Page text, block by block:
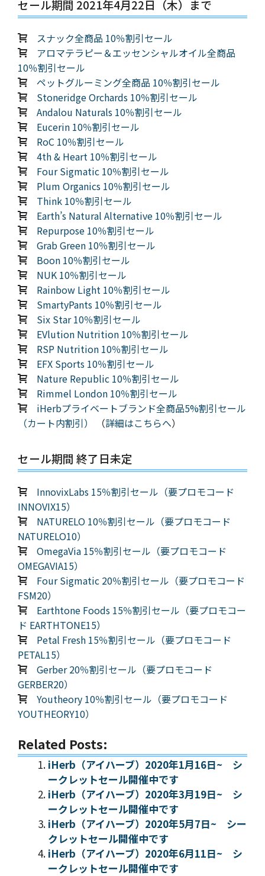
セール期間 2021年4月22日（木）まで
スナック全商品 10％割引セール
アロマテラピー＆エッセンシャルオイル全商品
10％割引セール
ペットグルーミング全商品 10％割引セール
Stoneridge Orchards 10％割引セール
Andalou Naturals 10％割引セール
Eucerin 10％割引セール
RoC 10％割引セール
4th & Heart 10％割引セール
Four Sigmatic 10％割引セール
Plum Organics 10％割引セール
Think 10％割引セール
Earth’s Natural Alternative 10％割引セール
Repurpose 10％割引セール
Grab Green 10％割引セール
Boon 10％割引セール
NUK 10％割引セール
Rainbow Light 10％割引セール
SmartyPants 10％割引セール
Six Star 10％割引セール
EVlution Nutrition 10％割引セール
RSP Nutrition 10％割引セール
EFX Sports 10％割引セール
Nature Republic 10％割引セール
Rimmel London 10％割引セール
iHerbプライベートブランド全商品5%割引セール
（カート内割引）
（詳細はこちらへ）
セール期間 終了日未定
InnovixLabs 15％割引セール（要プロモコード
INNOVIX15）
NATURELO 10％割引セール（要プロモコード
NATURELO10）
OmegaVia 15％割引セール（要プロモコード
OMEGAVIA15）
Four Sigmatic 20％割引セール（要プロモコード
FSM20）
Earthtone Foods 15％割引セール（要プロモコー
ド EARTHTONE15）
Petal Fresh 15％割引セール（要プロモコード
PETAL15）
Gerber 20％割引セール（要プロモコード
GERBER20）
Youtheory 10％割引セール（要プロモコード
YOUTHEORY10）
Related Posts:
iHerb（アイハーブ）2020年1月16日~ シ
ークレットセール開催中です
iHerb（アイハーブ）2020年3月19日~ シ
ークレットセール開催中です
iHerb（アイハーブ）2020年5月7日~ シー
クレットセール開催中です
iHerb（アイハーブ）2020年6月11日~ シ
ークレットセール開催中です